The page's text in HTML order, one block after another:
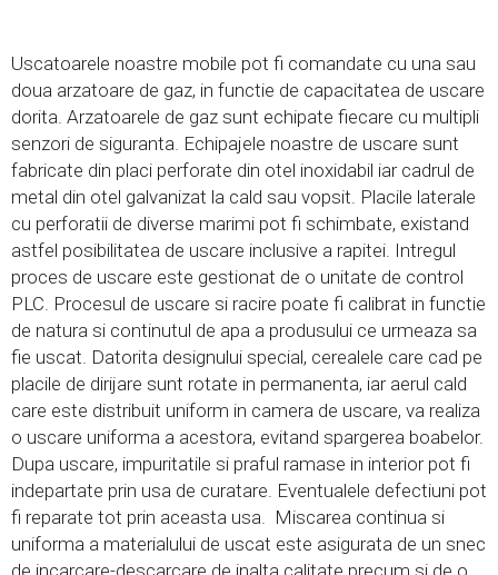
Uscatoarele noastre mobile pot fi comandate cu una sau
doua arzatoare de gaz, in functie de capacitatea de uscare
dorita. Arzatoarele de gaz sunt echipate fiecare cu multipli
senzori de siguranta. Echipajele noastre de uscare sunt
fabricate din placi perforate din otel inoxidabil iar cadrul de
metal din otel galvanizat la cald sau vopsit. Placile laterale
cu perforatii de diverse marimi pot fi schimbate, existand
astfel posibilitatea de uscare inclusive a rapitei. Intregul
proces de uscare este gestionat de o unitate de control
PLC. Procesul de uscare si racire poate fi calibrat in functie
de natura si continutul de apa a produsului ce urmeaza sa
fie uscat. Datorita designului special, cerealele care cad pe
placile de dirijare sunt rotate in permanenta, iar aerul cald
care este distribuit uniform in camera de uscare, va realiza
o uscare uniforma a acestora, evitand spargerea boabelor.
Dupa uscare, impuritatile si praful ramase in interior pot fi
indepartate prin usa de curatare. Eventualele defectiuni pot
fi reparate tot prin aceasta usa. Miscarea continua si
uniforma a materialului de uscat este asigurata de un snec